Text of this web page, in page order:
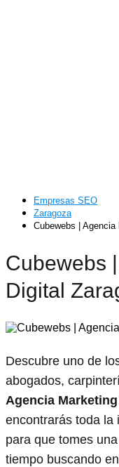
Empresas SEO
Zaragoza
Cubewebs |
Cubewebs
Digital
Descubre uno de
abogados,
Agencia
encontrarás toda la
para que tomes
tiempo buscando